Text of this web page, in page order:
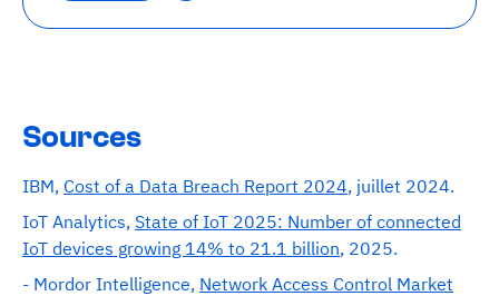
Découvrir
Sources
IBM, Cost of a Data Breach Report 2024, juillet 2024.
IoT Analytics, State of IoT 2025: Number of connected
IoT devices growing 14% to 21.1 billion, 2025.
- Mordor Intelligence, Network Access Control Market